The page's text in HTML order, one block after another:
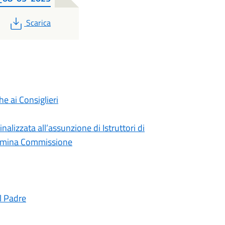
PDF
Scarica
ai Consiglieri
all’assunzione di Istruttori di
Commissione
Padre